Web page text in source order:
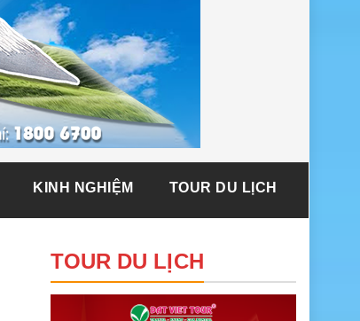
KINH NGHIỆM TOUR DU LỊCH
TOUR DU LỊCH